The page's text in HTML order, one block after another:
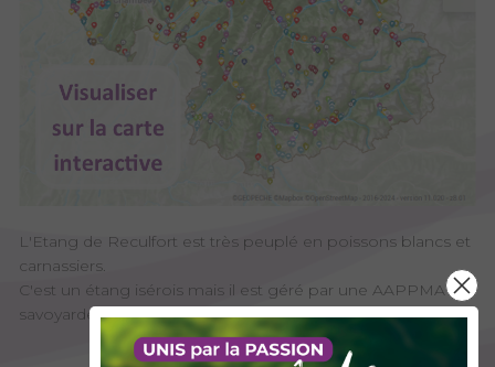
L'Etang de Reculfort est très peuplé en poissons blancs et
carnassiers.
C'est un étang isérois mais il est géré par une AAPPMA
savoyarde et totalement réservé à la pêche.